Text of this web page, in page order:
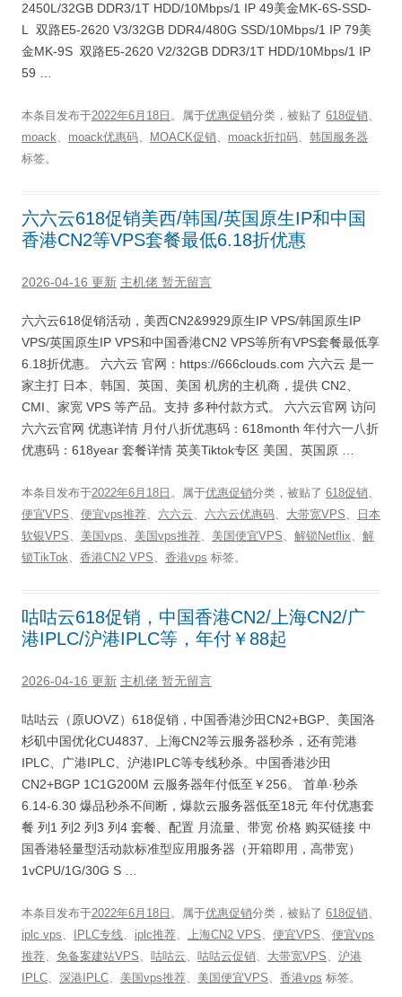
2450L/32GB DDR3/1T HDD/10Mbps/1 IP 49美金MK-6S-SSD-
L 双路E5-2620 V3/32GB DDR4/480G SSD/10Mbps/1 IP 79美
金MK-9S 双路E5-2620 V2/32GB DDR3/1T HDD/10Mbps/1 IP
59 …
本条目发布于2022年6月18日 。属于优惠促销分类，被贴了 618促销、
moack、 moack优惠码、 MOACK促销、 moack折扣码、 韩国服务器
标签。
六六云618促销美西/韩国/英国原生IP和中国
香港CN2等VPS套餐最低6.18折优惠
2026-04-16 更新 主机佬 暂无留言
六六云618促销活动，美西CN2&9929原生IP VPS/韩国原生IP
VPS/英国原生IP VPS和中国香港CN2 VPS等所有VPS套餐最低享
6.18折优惠。 六六云 官网：https://666clouds.com 六六云 是一
家主打 日本、韩国、英国、美国 机房的主机商，提供 CN2、
CMI、家宽 VPS 等产品。支持 多种付款方式。 六六云官网 访问
六六云官网 优惠详情 月付八折优惠码：618month 年付六一八折
优惠码：618year 套餐详情 英美Tiktok专区 美国、英国原 …
本条目发布于2022年6月18日 。属于优惠促销分类，被贴了 618促销、
便宜VPS、 便宜vps推荐、 六六云、 六六云优惠码、 大带宽VPS、
日本
软银VPS、 美国vps、 美国vps推荐、 美国便宜VPS、 解锁Netflix、 解
锁TikTok、 香港CN2 VPS、 香港vps 标签。
咕咕云618促销，中国香港CN2/上海CN2/广
港IPLC/沪港IPLC等，年付￥88起
2026-04-16 更新 主机佬 暂无留言
咕咕云（原UOVZ）618促销，中国香港沙田CN2+BGP、美国洛
杉矶中国优化CU4837、上海CN2等云服务器秒杀，还有莞港
IPLC、广港IPLC、沪港IPLC等专线秒杀。中国香港沙田
CN2+BGP 1C1G200M 云服务器年付低至￥256。 首单·秒杀
6.14-6.30 爆品秒杀不间断，爆款云服务器低至18元 年付优惠套
餐 列1 列2 列3 列4 套餐、配置 月流量、带宽 价格 购买链接 中
国香港轻量型活动款标准型应用服务器（开箱即用，高带宽）
1vCPU/1G/30G S …
本条目发布于2022年6月18日 。属于优惠促销分类，被贴了 618促销、
iplc vps、 IPLC专线、 iplc推荐、 上海CN2 VPS、 便宜VPS、 便宜vps
推荐、 免备案建站VPS、 咕咕云、 咕咕云促销、 大带宽VPS、 沪港
IPLC、 深港IPLC、 美国vps推荐、 美国便宜VPS、 香港vps 标签。